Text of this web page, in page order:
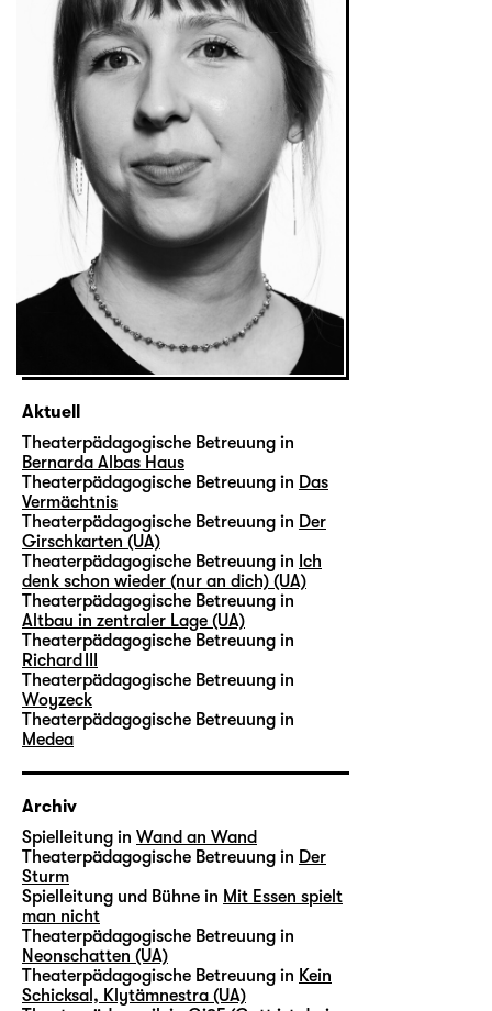
Aktuell
Theaterpädagogische Betreuung in
Bernarda Albas Haus
Theaterpädagogische Betreuung in Das
Vermächtnis
Theaterpädagogische Betreuung in Der
Girschkarten (UA)
Theaterpädagogische Betreuung in Ich
denk schon wieder (nur an dich) (UA)
Theaterpädagogische Betreuung in
Altbau in zentraler Lage (UA)
Theaterpädagogische Betreuung in
Richard III
Theaterpädagogische Betreuung in
Woyzeck
Theaterpädagogische Betreuung in
Medea
Archiv
Spielleitung in Wand an Wand
Theaterpädagogische Betreuung in Der
Sturm
Spielleitung und Bühne in Mit Essen spielt
man nicht
Theaterpädagogische Betreuung in
Neonschatten (UA)
Theaterpädagogische Betreuung in Kein
Schicksal, Klytämnestra (UA)